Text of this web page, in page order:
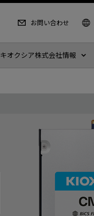
お問い合わせ
キオクシア株式会社情報